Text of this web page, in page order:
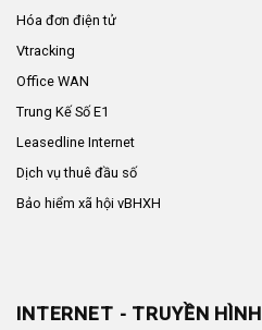
Hóa đơn điện tử
Vtracking
Office WAN
Trung Kế Số E1
Leasedline Internet
Dịch vụ thuê đầu số
Bảo hiểm xã hội vBHXH
INTERNET - TRUYỀN HÌNH